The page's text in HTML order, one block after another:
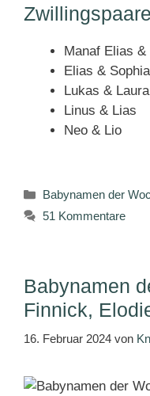
Manaf Elias
Elias & Sophia
Lukas & Laura
Linus & Lias
Neo & Lio
Kategorien
Babynamen der
51 Kommentare
Babynamen
Finnick,
16. Februar 2024 von